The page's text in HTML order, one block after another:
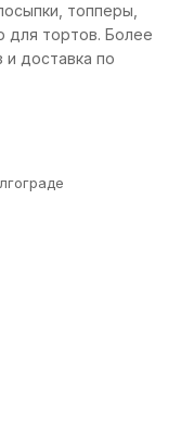
топперы,
для тортов. Более
и доставка по